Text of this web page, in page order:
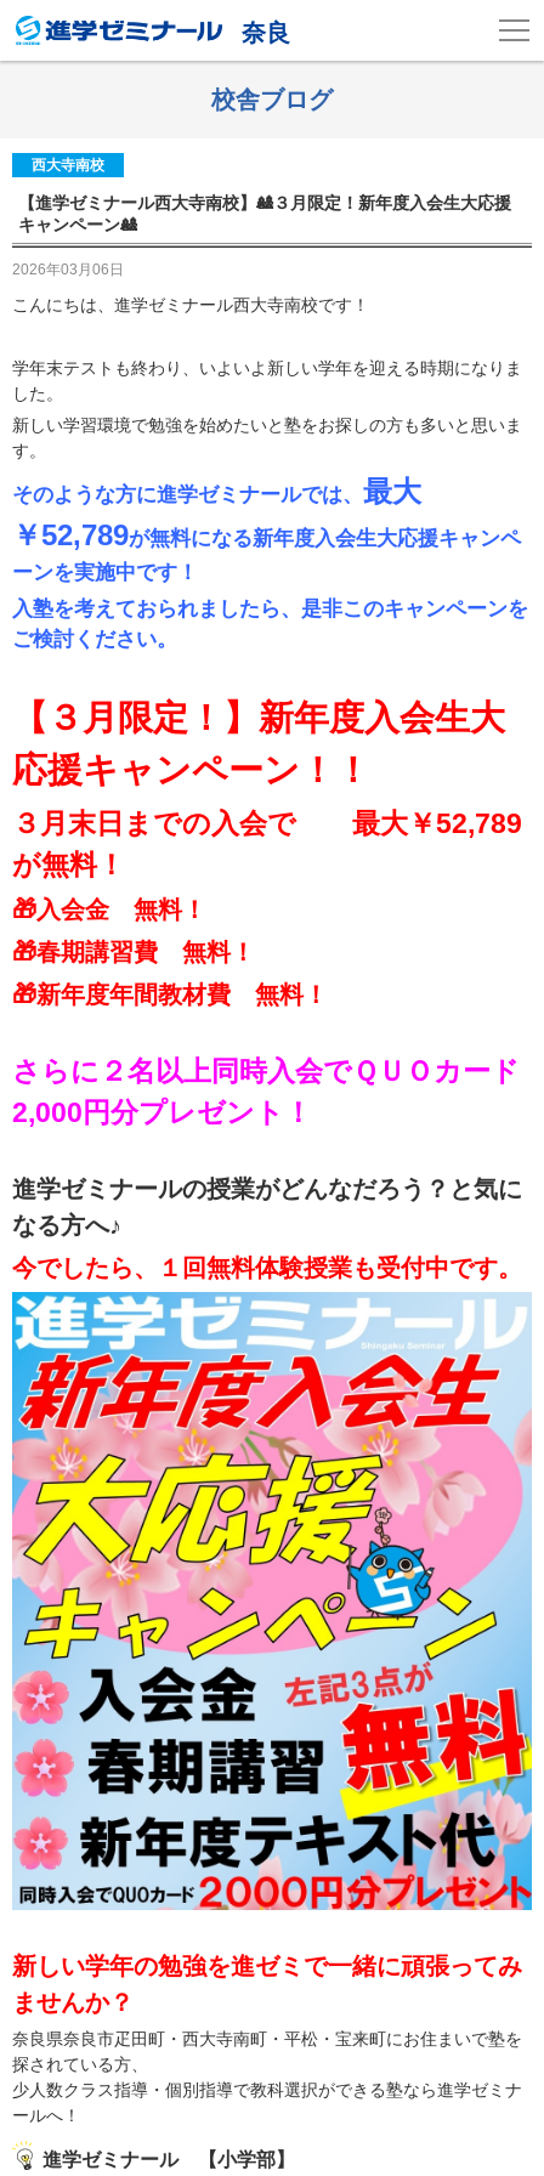
奈良
校舎ブログ
西大寺南校
【進学ゼミナール西大寺南校】🎎３月限定！新年度入会生大応援
キャンペーン🎎
2026年03月06日
こんにちは、進学ゼミナール西大寺南校です！
学年末テストも終わり、いよいよ新しい学年を迎える時期になりま
した。
新しい学習環境で勉強を始めたいと塾をお探しの方も多いと思いま
す。
そのような方に進学ゼミナールでは、 最大
￥52,789が無料になる新年度入会生大応援キャンペ
ーンを実施中です！
入塾を考えておられましたら、是非このキャンペーンを
ご検討ください。
【３月限定！】新年度入会生大
応援キャンペーン！！
３月末日までの入会で 最大￥52,789
が無料！
🎁入会金 無料！
🎁春期講習費 無料！
🎁新年度年間教材費 無料！
さらに２名以上同時入会でＱＵＯカード
2,000円分プレゼント！
進学ゼミナールの授業がどんなだろう？と気に
なる方へ♪
今でしたら、１回無料体験授業も受付中です。
新しい学年の勉強を進ゼミで一緒に頑張ってみ
ませんか？
奈良県奈良市疋田町・西大寺南町・平松・宝来町にお住まいで塾を
探されている方、
少人数クラス指導・個別指導で教科選択ができる塾なら進学ゼミナ
ールへ！
進学ゼミナール 【小学部】